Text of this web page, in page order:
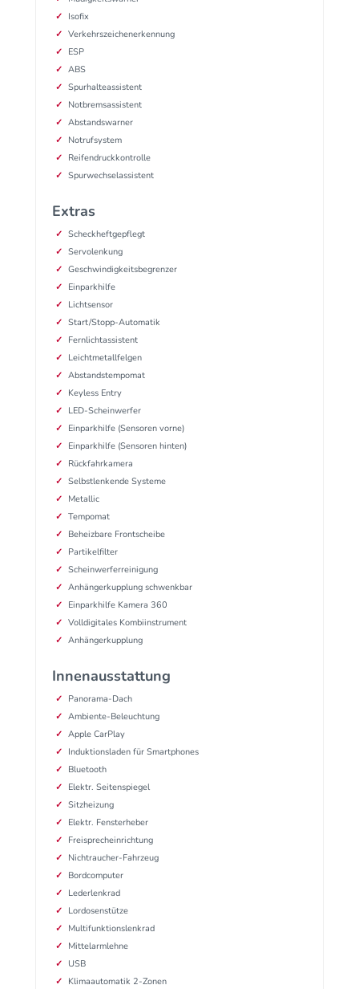
Isofix
Verkehrszeichenerkennung
ESP
ABS
Spurhalteassistent
Notbremsassistent
Abstandswarner
Notrufsystem
Reifendruckkontrolle
Spurwechselassistent
Extras
Scheckheftgepflegt
Servolenkung
Geschwindigkeitsbegrenzer
Einparkhilfe
Lichtsensor
Start/Stopp-Automatik
Fernlichtassistent
Leichtmetallfelgen
Abstandstempomat
Keyless Entry
LED-Scheinwerfer
Einparkhilfe (Sensoren vorne)
Einparkhilfe (Sensoren hinten)
Rückfahrkamera
Selbstlenkende Systeme
Metallic
Tempomat
Beheizbare Frontscheibe
Partikelfilter
Scheinwerferreinigung
Anhängerkupplung schwenkbar
Einparkhilfe Kamera 360
Volldigitales Kombiinstrument
Anhängerkupplung
Innenausstattung
Panorama-Dach
Ambiente-Beleuchtung
Apple CarPlay
Induktionsladen für Smartphones
Bluetooth
Elektr. Seitenspiegel
Sitzheizung
Elektr. Fensterheber
Freisprecheinrichtung
Nichtraucher-Fahrzeug
Bordcomputer
Lederlenkrad
Lordosenstütze
Multifunktionslenkrad
Mittelarmlehne
USB
Klimaautomatik 2-Zonen